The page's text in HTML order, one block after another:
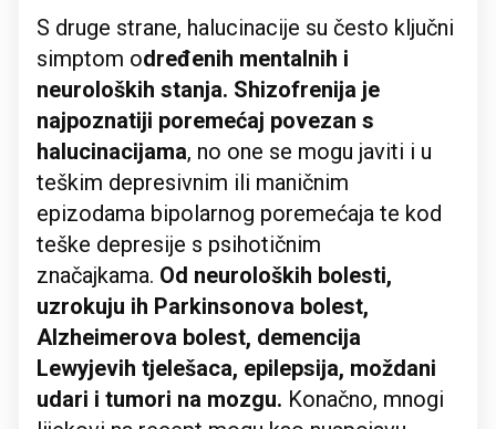
S druge strane, halucinacije su često ključni
simptom određenih mentalnih i
neuroloških stanja. Shizofrenija je
najpoznatiji poremećaj povezan s
halucinacijama, no one se mogu javiti i u
teškim depresivnim ili maničnim
epizodama bipolarnog poremećaja te kod
teške depresije s psihotičnim
značajkama. Od neuroloških bolesti,
uzrokuju ih Parkinsonova bolest,
Alzheimerova bolest, demencija
Lewyjevih tjelešaca, epilepsija, moždani
udari i tumori na mozgu. Konačno, mnogi